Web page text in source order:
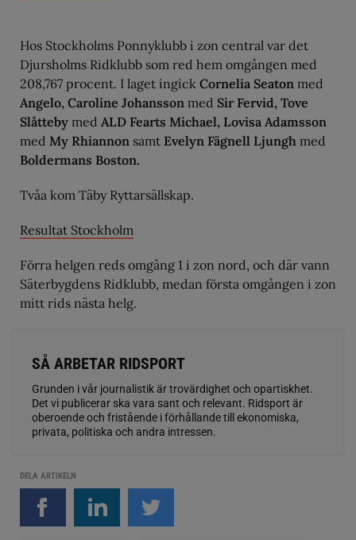
Hos Stockholms Ponnyklubb i zon central var det
Djursholms Ridklubb som red hem omgången med
208,767 procent. I laget ingick Cornelia Seaton med
Angelo, Caroline Johansson med Sir Fervid, Tove
Slåtteby med ALD Fearts Michael, Lovisa Adamsson
med My Rhiannon samt Evelyn Fägnell Ljungh med
Boldermans Boston.
Tvåa kom Täby Ryttarsällskap.
Resultat Stockholm
Förra helgen reds omgång 1 i zon nord, och där vann
Säterbygdens Ridklubb, medan första omgången i zon
mitt rids nästa helg.
SÅ ARBETAR RIDSPORT
Grunden i vår journalistik är trovärdighet och opartiskhet.
Det vi publicerar ska vara sant och relevant. Ridsport är
oberoende och fristående i förhållande till ekonomiska,
privata, politiska och andra intressen.
DELA ARTIKELN